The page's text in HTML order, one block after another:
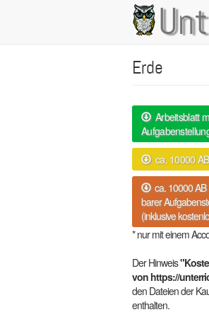
Main
navigation
Erde
Arbeitsblatt
ca. 10000
ca. 10000 AB
barer
(inklusive
* nur mit einem
Der Hinweis
von https://
den Dateien der
enthalten.